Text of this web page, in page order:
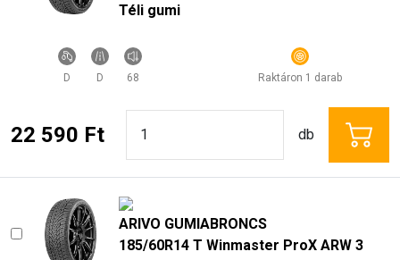
Téli gumi
D D 68 Raktáron 1 darab
22 590 Ft db
ARIVO GUMIABRONCS
185/60R14 T Winmaster ProX ARW 3